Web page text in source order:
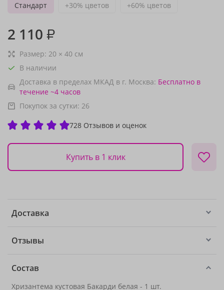
Стандарт
+30% цветов +60% цветов
2 110 ₽
Размер: 20 × 40 см
В наличии
Доставка в пределах МКАД в г. Москва: Бесплатно в
течение ~4 часов
Покупок за сутки: 26
728 Отзывов и оценок
Купить в 1 клик
Доставка
Отзывы
Состав
Хризантема кустовая Бакарди белая - 1 шт.